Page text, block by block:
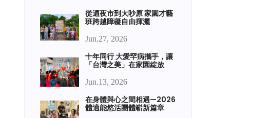
從迺夜市到大吵原 家園才藝
班跨越障礙自由揮灑
Jun.27, 2026
十年同行 大愛罕病攜手，讓
「台灣之美」在家園綻放
Jun.13, 2026
在身體與心之間相遇—2026
體適能悠活團體嶄新篇章